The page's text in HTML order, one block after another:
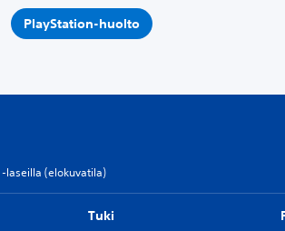
PlayStation-huolto
-laseilla (elokuvatila)
Tuki